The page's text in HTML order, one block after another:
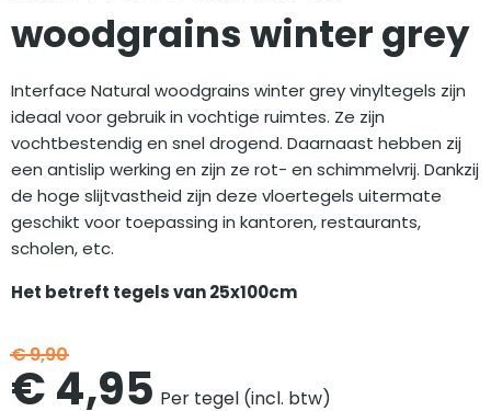
woodgrains winter grey
Interface Natural woodgrains winter grey vinyltegels zijn
ideaal voor gebruik in vochtige ruimtes. Ze zijn
vochtbestendig en snel drogend. Daarnaast hebben zij
een antislip werking en zijn ze rot- en schimmelvrij. Dankzij
de hoge slijtvastheid zijn deze vloertegels uitermate
geschikt voor toepassing in kantoren, restaurants,
scholen, etc.
Het betreft tegels van 25x100cm
€9,90
Oorspronkelijke
€4,95Huidige
Per tegel (incl. btw)